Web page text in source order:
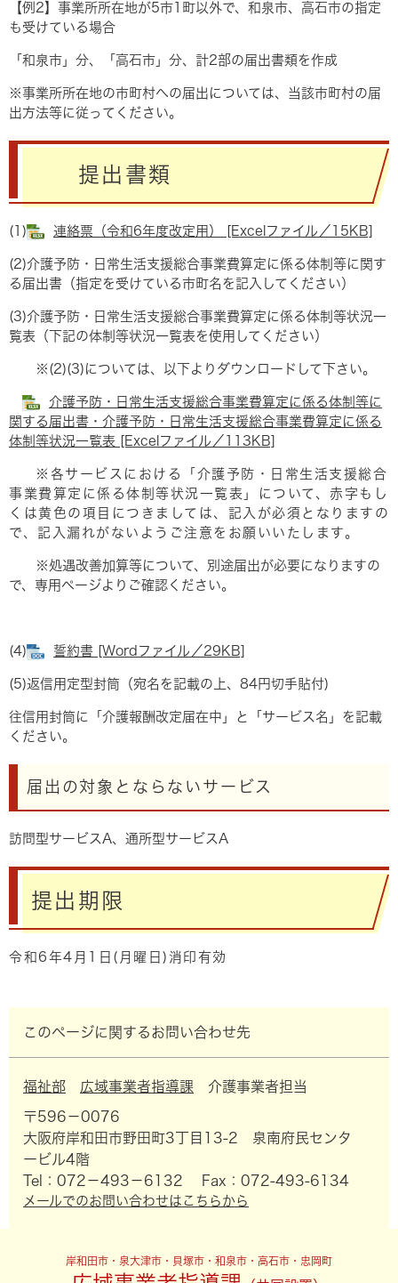
【例2】事業所所在地が5市1町以外で、和泉市、高石市の指定
も受けている場合
「和泉市」分、「高石市」分、計2部の届出書類を作成
※事業所所在地の市町村への届出については、当該市町村の届
出方法等に従ってください。
提出書類
(1) 連絡票（令和6年度改定用） [Excelファイル／15KB]
(2)介護予防・日常生活支援総合事業費算定に係る体制等に関す
る届出書（指定を受けている市町名を記入してください）
(3)介護予防・日常生活支援総合事業費算定に係る体制等状況一
覧表（下記の体制等状況一覧表を使用してください）
※(2)(3)については、以下よりダウンロードして下さい。
介護予防・日常生活支援総合事業費算定に係る体制等に
関する届出書・介護予防・日常生活支援総合事業費算定に係る
体制等状況一覧表 [Excelファイル／113KB]
※各サービスにおける「介護予防・日常生活支援総合
事業費算定に係る体制等状況一覧表」について、赤字もし
くは黄色の項目につきましては、記入が必須となりますの
で、記入漏れがないようご注意をお願いいたします。
※処遇改善加算等について、別途届出が必要になりますの
で、専用ページよりご確認ください。
(4) 誓約書 [Wordファイル／29KB]
(5)返信用定型封筒（宛名を記載の上、84円切手貼付)
往信用封筒に「介護報酬改定届在中」と「サービス名」を記載
ください。
届出の対象とならないサービス
訪問型サービスA、通所型サービスA
提出期限
令和6年4月1日(月曜日)消印有効
このページに関するお問い合わせ先
福祉部 広域事業者指導課 介護事業者担当
〒596－0076
大阪府岸和田市野田町3丁目13-2 泉南府民センタ
ービル4階
Tel：072－493－6132
Fax：072-493-6134
メールでのお問い合わせはこちらから
岸和田市・泉大津市・貝塚市・和泉市・高石市・忠岡町